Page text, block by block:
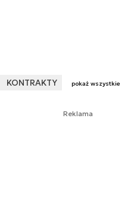
KONTRAKTY pokaż wszystkie
Reklama